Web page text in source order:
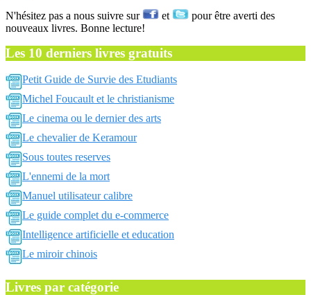
N'hésitez pas a nous suivre sur et
pour être averti des
nouveaux livres. Bonne lecture!
Les 10 derniers livres gratuits
Petit Guide de Survie des Etudiants
Michel Foucault et le christianisme
Le cinema ou le dernier des arts
Le chevalier de Keramour
Sous toutes reserves
L'ennemi de la mort
Manuel utilisateur calibre
Le guide complet du e-commerce
Intelligence artificielle et education
Le miroir chinois
Livres par catégorie